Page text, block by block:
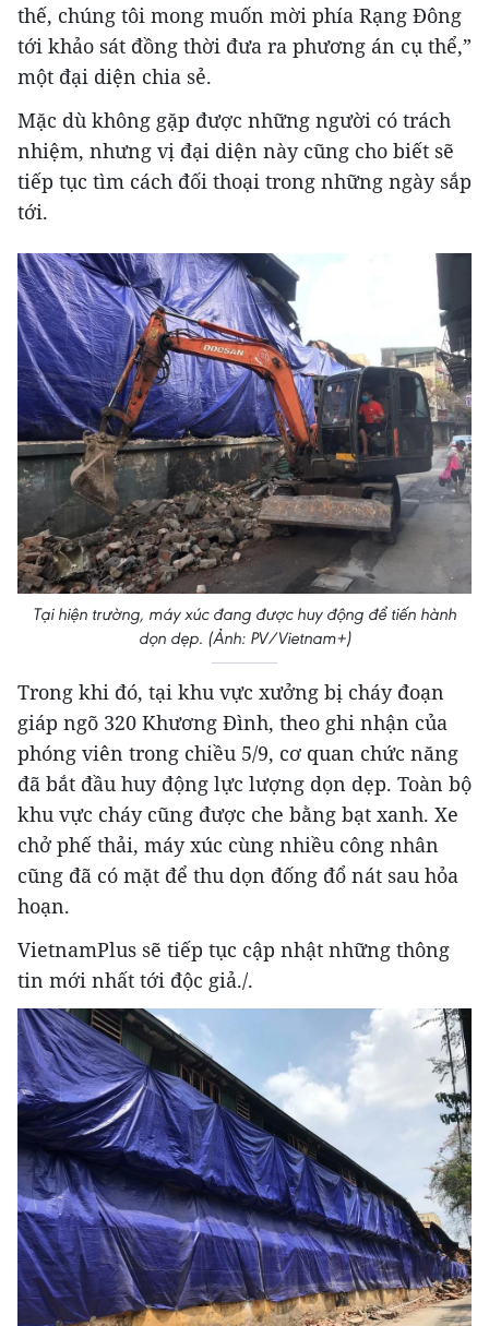
thế, chúng tôi mong muốn mời phía Rạng Đông
tới khảo sát đồng thời đưa ra phương án cụ thể,”
một đại diện chia sẻ.
Mặc dù không gặp được những người có trách
nhiệm, nhưng vị đại diện này cũng cho biết sẽ
tiếp tục tìm cách đối thoại trong những ngày sắp
tới.
Tại hiện trường, máy xúc đang được huy động để tiến hành
dọn dẹp. (Ảnh: PV/Vietnam+)
Trong khi đó, tại khu vực xưởng bị cháy đoạn
giáp ngõ 320 Khương Đình, theo ghi nhận của
phóng viên trong chiều 5/9, cơ quan chức năng
đã bắt đầu huy động lực lượng dọn dẹp. Toàn bộ
khu vực cháy cũng được che bằng bạt xanh. Xe
chở phế thải, máy xúc cùng nhiều công nhân
cũng đã có mặt để thu dọn đống đổ nát sau hỏa
hoạn.
VietnamPlus sẽ tiếp tục cập nhật những thông
tin mới nhất tới độc giả./.